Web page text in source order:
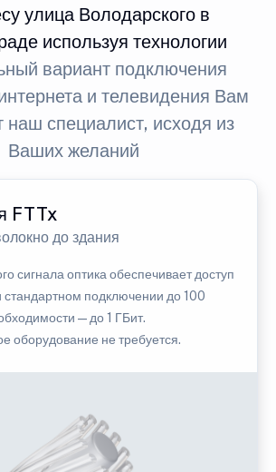
улица Володарского в
используя технологии
вариант подключения
и телевидения Вам
наш специалист, исходя из
Ваших желаний
FTTx
до здания
сигнала оптика обеспечивает доступ
стандартном подключении до 100
— до 1 ГБит.
оборудование не требуется.